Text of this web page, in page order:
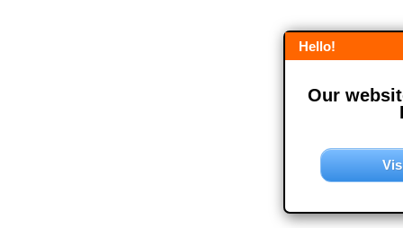
Hello!
Our